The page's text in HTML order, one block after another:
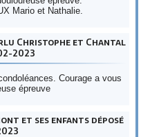
Mario et Nathalie.
Christophe et Chantal
2023
Courage a vous
épreuve
et ses enfants déposé